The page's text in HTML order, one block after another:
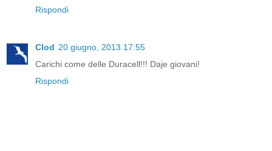
Rispondi
Clod 20 giugno, 2013 17:55
Carichi come delle Duracell!!! Daje giovani!
Rispondi